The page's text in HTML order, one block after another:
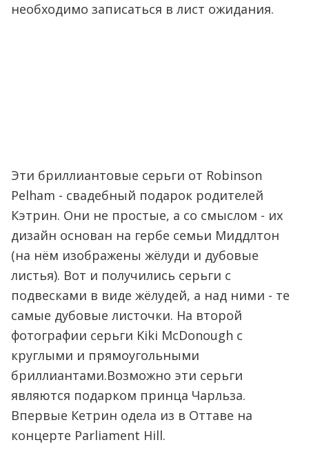
необходимо записаться в лист ожидания.
Эти бриллиантовые серьги от Robinson
Pelham - свадебный подарок родителей
Кэтрин. Они не простые, а со смыслом - их
дизайн основан на гербе семьи Миддлтон
(на нём изображены жёлуди и дубовые
листья). Вот и получились серьги с
подвесками в виде жёлудей, а над ними - те
самые дубовые листочки. На второй
фотографии серьги Kiki McDonough с
круглыми и прямоугольными
бриллиантами.Возможно эти серьги
являются подарком принца Чарльза.
Впервые Кетрин одела из в Оттаве на
концерте Parliament Hill.